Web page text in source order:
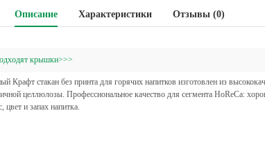
Описание Характеристики Отзывы (0)
крышки>>>
Крафт стакан без принта для горячих напитков изготовлен из
целлюлозы. Профессиональное качество для сегмента HoReCa:
и запах напитка.